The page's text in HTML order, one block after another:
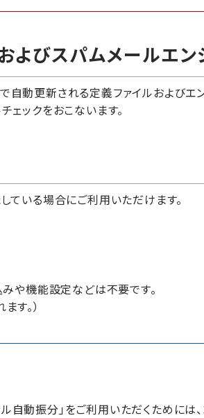
よびスパムメールエ
動更新される定義ファイルおよびエ
ェックをおこないます。
ている場合にご利用いただけます。
みや機能設定などは不要です。
す。）
自動振分」をご利用いただくためには